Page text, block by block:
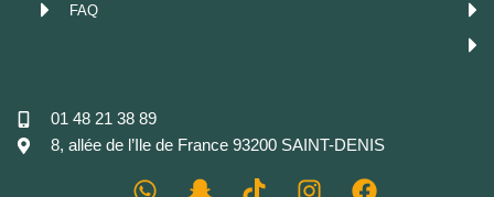
FAQ
01 48 21 38 89
8, allée de l’Ile de France 93200 SAINT-DENIS